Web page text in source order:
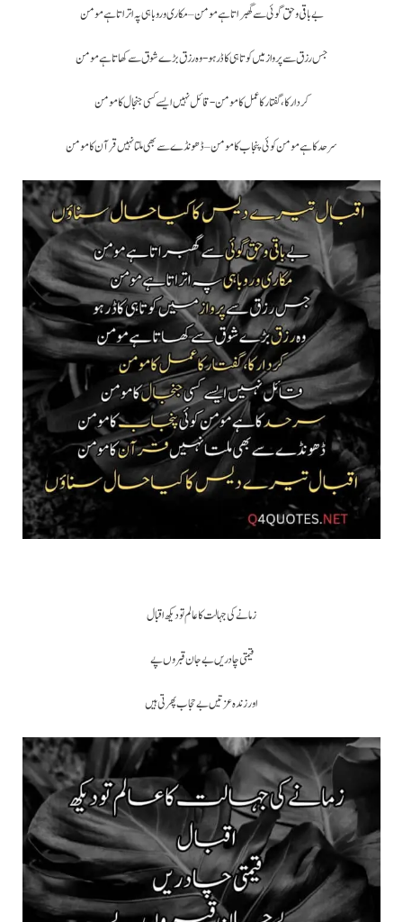
بے باقی وحق گوئیسے گھبراتا ہے مومن – مکاری و روباہی پہ اتراتا ہے مومن
جس رزق سےپرواز
کردار کا، گفتار کا عمل کا مومن- قائل نہیں ایسے کسی جنجال کا مومن
سرحدکا ہے مومن کوئیپنجابکا مومن – ڈھونڈے سے بھی ملتا نہیں قرآن کا مومن
زمانے کی جہالت کا عالم تو دیکھ اقبال
قیمتی چادریں بے جان قبروں پے
اور زندہ عزتیں بے حجاب پھرتی ہیں